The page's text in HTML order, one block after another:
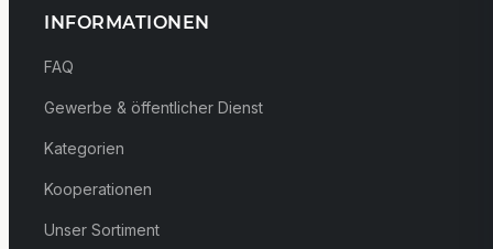
INFORMATIONEN
FAQ
Gewerbe & öffentlicher Dienst
Kategorien
Kooperationen
Unser Sortiment